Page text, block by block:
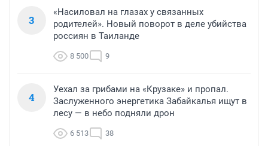
3
«Насиловал на глазах у связанных
родителей». Новый поворот в деле убийства
россиян в Таиланде
8 500 9
4
Уехал за грибами на «Крузаке» и пропал.
Заслуженного энергетика Забайкалья ищут в
лесу — в небо подняли дрон
6 513 38